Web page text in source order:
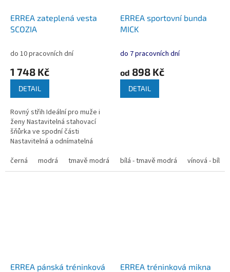
ERREA zateplená vesta
SCOZIA
do 10 pracovních dní
1 748 Kč
DETAIL
Rovný střih Ideální pro muže i
ženy Nastavitelná stahovací
šňůrka ve spodní části
Nastavitelná a odnímatelná
délce Boční kapsy na zip...
černá modrá tmavě modrá antracitová
ERREA sportovní bunda
MICK
do 7 pracovních dní
od 898 Kč
DETAIL
bílá - tmavě modrá vínová - bílá
ERREA pánská tréninková
ERREA tréninková mikna